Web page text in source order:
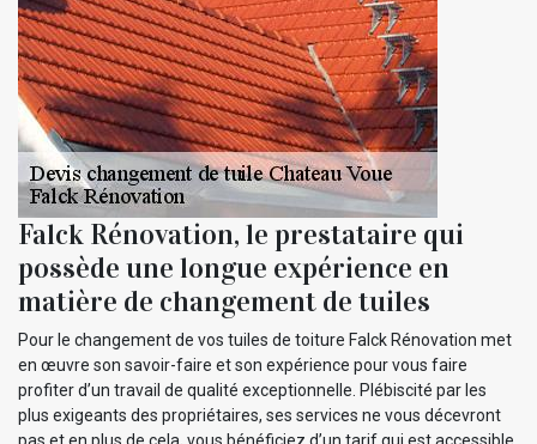
Falck Rénovation, le prestataire qui
possède une longue expérience en
matière de changement de tuiles
Pour le changement de vos tuiles de toiture Falck Rénovation met
en œuvre son savoir-faire et son expérience pour vous faire
profiter d’un travail de qualité exceptionnelle. Plébiscité par les
plus exigeants des propriétaires, ses services ne vous décevront